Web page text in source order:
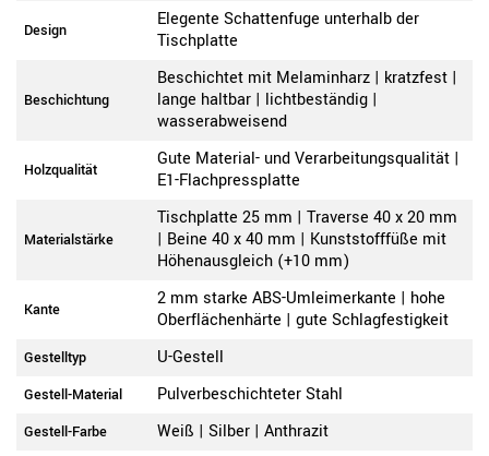
Design
Elegente Schattenfuge unterhalb der
Tischplatte
Beschichtung
Beschichtet mit Melaminharz | kratzfest |
lange haltbar | lichtbeständig |
wasserabweisend
Holzqualität
Gute Material- und Verarbeitungsqualität |
E1-Flachpressplatte
Materialstärke
Tischplatte 25 mm | Traverse 40 x 20 mm
| Beine 40 x 40 mm | Kunststofffüße mit
Höhenausgleich (+10 mm)
Kante
2 mm starke ABS-Umleimerkante | hohe
Oberflächenhärte | gute Schlagfestigkeit
Gestelltyp U-Gestell
Gestell-Material Pulverbeschichteter Stahl
Gestell-Farbe Weiß | Silber | Anthrazit